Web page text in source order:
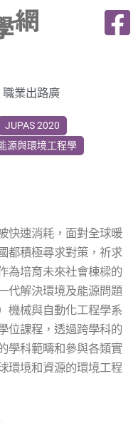
業出路廣
JUPAS 2020
源與環境工程學
快速消耗，面對全球暖
都積極尋求對策，祈求
為培育未來社會棟樑的
代解決環境及能源問題
機械與自動化工程學系
位課程，透過跨學科的
學科範疇和參與各類實
環境和資源的環境工程